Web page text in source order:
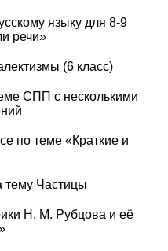
языку для 8-9
речи»
(6 класс)
СПП с несколькими
по теме «Краткие и
тему Частицы
Н. М. Рубцова и её